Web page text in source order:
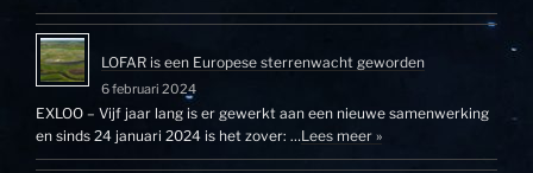
LOFAR is een Europese sterrenwacht geworden
6 februari 2024
EXLOO – Vijf jaar lang is er gewerkt aan een nieuwe samenwerking
en sinds 24 januari 2024 is het zover: …Lees meer »